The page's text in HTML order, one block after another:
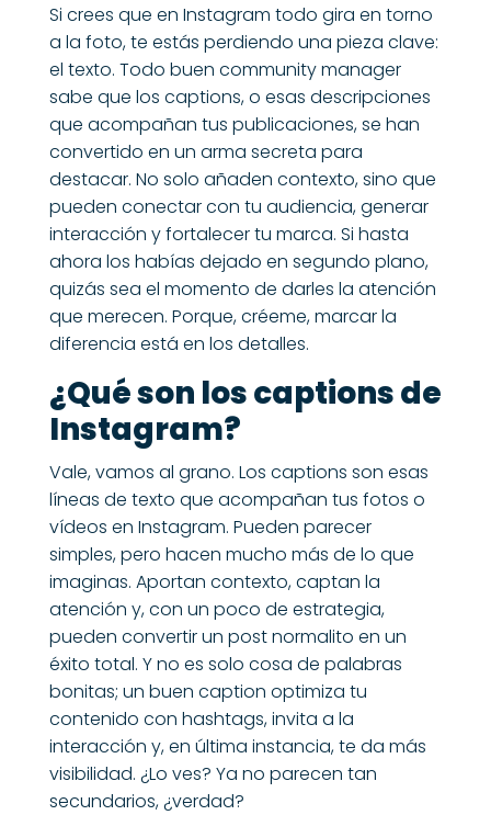
Si crees que en Instagram todo gira en torno
a la foto, te estás perdiendo una pieza clave:
el texto. Todo buen community manager
sabe que los captions, o esas descripciones
que acompañan tus publicaciones, se han
convertido en un arma secreta para
destacar. No solo añaden contexto, sino que
pueden conectar con tu audiencia, generar
interacción y fortalecer tu marca. Si hasta
ahora los habías dejado en segundo plano,
quizás sea el momento de darles la atención
que merecen. Porque, créeme, marcar la
diferencia está en los detalles.
¿Qué son los captions de
Instagram?
Vale, vamos al grano. Los captions son esas
líneas de texto que acompañan tus fotos o
vídeos en Instagram. Pueden parecer
simples, pero hacen mucho más de lo que
imaginas. Aportan contexto, captan la
atención y, con un poco de estrategia,
pueden convertir un post normalito en un
éxito total. Y no es solo cosa de palabras
bonitas; un buen caption optimiza tu
contenido con hashtags, invita a la
interacción y, en última instancia, te da más
visibilidad. ¿Lo ves? Ya no parecen tan
secundarios, ¿verdad?